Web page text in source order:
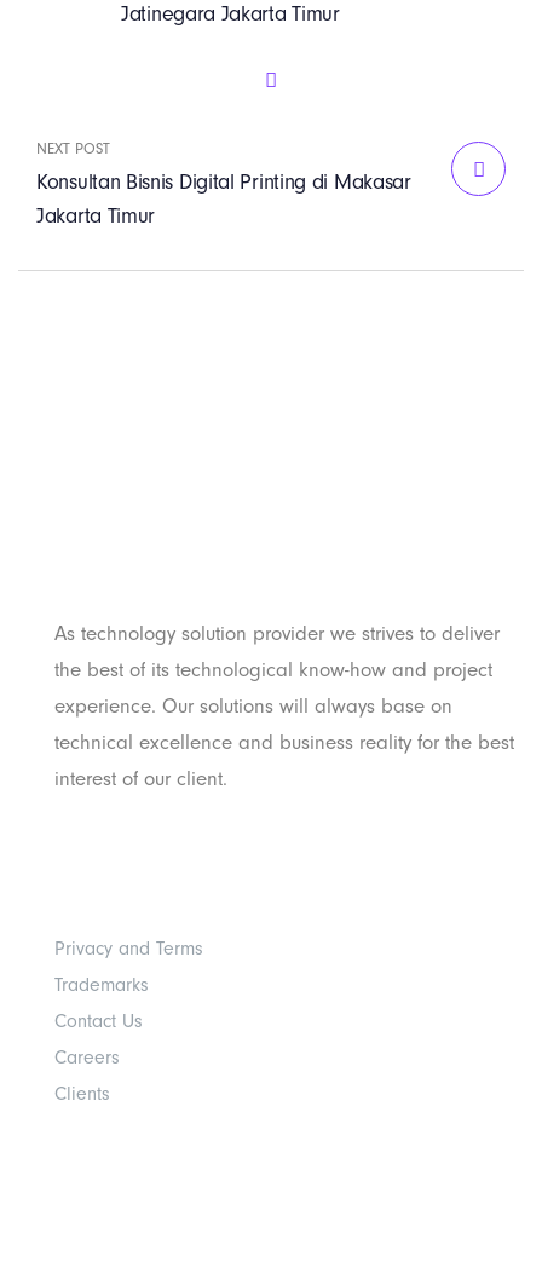
Jatinegara Jakarta Timur
NEXT POST
Konsultan Bisnis Digital Printing di Makasar
Jakarta Timur
As technology solution provider we strives to deliver
the best of its technological know-how and project
experience. Our solutions will always base on
technical excellence and business reality for the best
interest of our client.
Privacy and Terms
Trademarks
Contact Us
Careers
Clients